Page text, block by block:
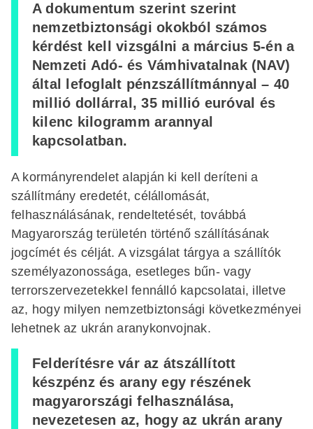
A dokumentum szerint szerint
nemzetbiztonsági okokból számos
kérdést kell vizsgálni a március 5-én a
Nemzeti Adó- és Vámhivatalnak (NAV)
által lefoglalt pénzszállítmánnyal – 40
millió dollárral, 35 millió euróval és
kilenc kilogramm arannyal
kapcsolatban.
A kormányrendelet alapján ki kell deríteni a
szállítmány eredetét, célállomását,
felhasználásának, rendeltetését, továbbá
Magyarország területén történő szállításának
jogcímét és célját. A vizsgálat tárgya a szállítók
személyazonossága, esetleges bűn- vagy
terrorszervezetekkel fennálló kapcsolatai, illetve
az, hogy milyen nemzetbiztonsági következményei
lehetnek az ukrán aranykonvojnak.
Felderítésre vár az átszállított
készpénz és arany egy részének
magyarországi felhasználása,
nevezetesen az, hogy az ukrán arany